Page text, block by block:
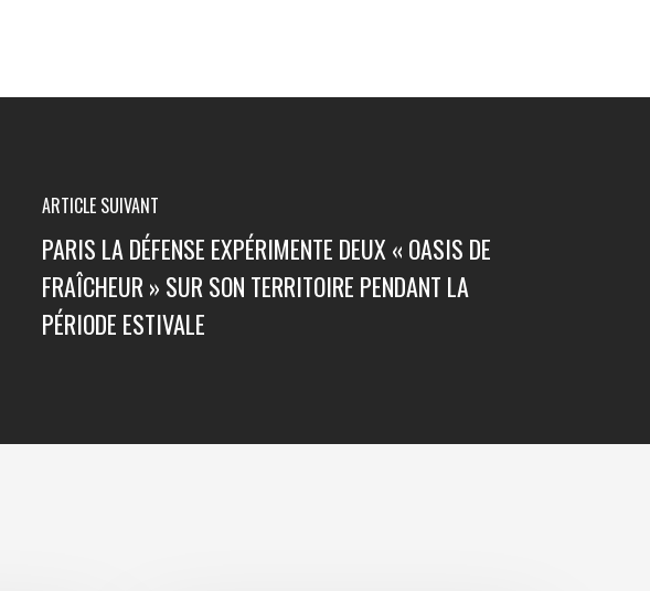
ARTICLE SUIVANT
PARIS LA DÉFENSE EXPÉRIMENTE DEUX « OASIS DE
FRAÎCHEUR » SUR SON TERRITOIRE PENDANT LA
PÉRIODE ESTIVALE